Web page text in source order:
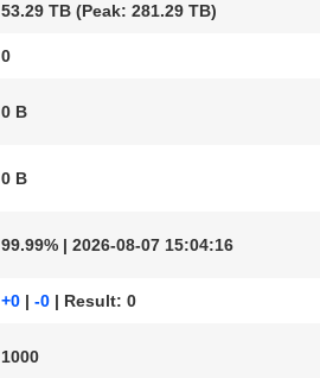
53.29 TB (Peak: 281.29 TB)
0
0 B
0 B
99.99% | 2026-08-07 15:04:16
+0 | -0 | Result: 0
1000